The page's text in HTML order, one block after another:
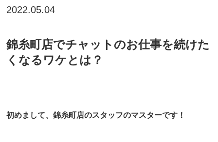
2022.05.04
錦糸町店でチャットのお仕事を続けた
くなるワケとは？
初めまして、錦糸町店のスタッフのマスターです！